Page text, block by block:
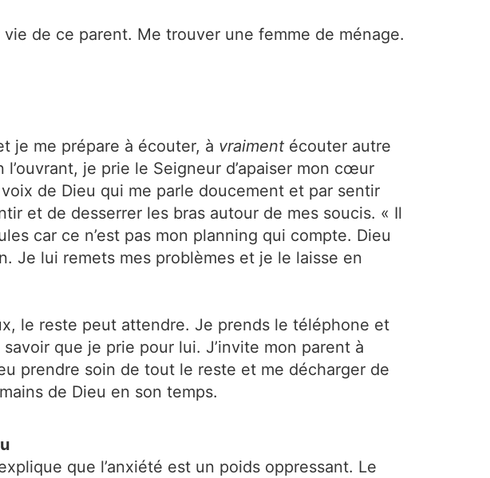
de ce parent. Me trouver une femme de ménage.
je me prépare à écouter, à vraiment écouter autre
je prie le Seigneur d’apaiser mon cœur
de Dieu qui me parle doucement et par sentir
et de desserrer les bras autour de mes soucis. « Il
car ce n’est pas mon planning qui compte. Dieu
Je lui remets mes problèmes et je le laisse en
le reste peut attendre. Je prends le téléphone et
que je prie pour lui. J’invite mon parent à
prendre soin de tout le reste et me décharger de
de Dieu en son temps.
que l’anxiété est un poids oppressant. Le